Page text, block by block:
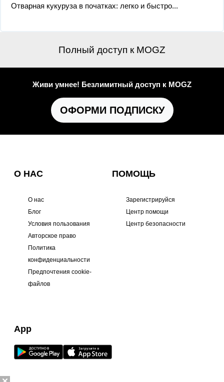
Отварная кукуруза в початках: легко и быстро...
Полный доступ к MOGZ
Живи умнее! Безлимитный доступ к MOGZ
ОФОРМИ ПОДПИСКУ
О НАС
О нас
Блог
Условия пользования
Авторское право
Политика
конфиденциальности
Предпочтения cookie-
файлов
ПОМОЩЬ
Зарегистрируйся
Центр помощи
Центр безопасности
App